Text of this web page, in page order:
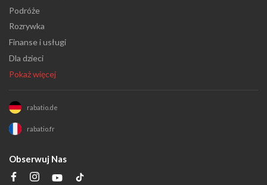
Podróże
Rozrywka
Finanse i usługi
Dla dzieci
Pokaż więcej
rabatio.de
rabatio.fr
Obserwuj Nas